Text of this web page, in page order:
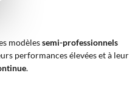
modèlessemi-professionnels
performances élevées et à leur
.